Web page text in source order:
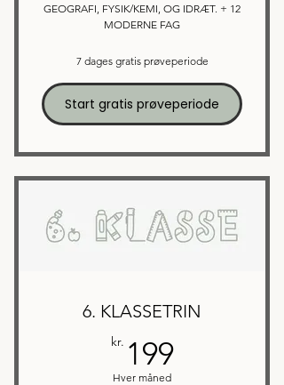
GEOGRAFI, FYSIK/KEMI, OG IDRÆT. + 12
MODERNE FAG
7 dages gratis prøveperiode
Start gratis prøveperiode
6. KLASSETRIN
kr. 199199kr.
Hver måned